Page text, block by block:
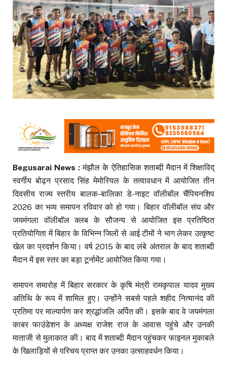
Begusarai News :मंझौल के ऐतिहासिक शताब्दी मैदान में शिक्षाविद्
स्वर्गीय बोढ़न प्रसाद सिंह मेमोरियल के तत्वावधान में आयोजित तीन
दिवसीय राज्य स्तरीय बालक-बालिका डे-नाइट वॉलीबॉल चैंपियनशिप
2026 का भव्य समापन रविवार को हो गया। बिहार वॉलीबॉल संघ और
जयमंगला वॉलीबॉल क्लब के सौजन्य से आयोजित इस प्रतिष्ठित
प्रतियोगिता में बिहार के विभिन्न जिलों से आई टीमों ने भाग लेकर उत्कृष्ट
खेल का प्रदर्शन किया। वर्ष 2015 के बाद लंबे अंतराल के बाद शताब्दी
मैदान में इस स्तर का बड़ा टूर्नामेंट आयोजित किया गया।
समापन समारोह में बिहार सरकार के कृषि मंत्री रामकृपाल यादव मुख्य
अतिथि के रूप में शामिल हुए। उन्होंने सबसे पहले शहीद नित्यानंद की
प्रतिमा पर माल्यार्पण कर श्रद्धांजलि अर्पित की। इसके बाद वे जयमंगला
काबर फाउंडेशन के अध्यक्ष राजेश राज के आवास पहुंचे और उनकी
माताजी से मुलाकात की। बाद में शताब्दी मैदान पहुंचकर फाइनल मुकाबले
के खिलाड़ियों से परिचय प्राप्त कर उनका उत्साहवर्धन किया।